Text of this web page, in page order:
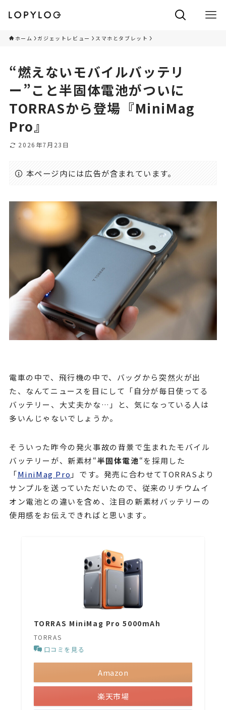
ホーム ガジェットレビュー スマホとタブレット
“燃えないモバイルバッテリ
ー”こと半固体電池がついに
TORRASから登場『MiniMag
Pro』
2026年7月23日
本ページ内には広告が含まれています。
電車の中で、飛行機の中で、バッグから突然火が出
た、なんてニュースを目にして「自分が毎日使ってる
バッテリー、大丈夫かな…」と、気になっている人は
多いんじゃないでしょうか。
そういった昨今の発火事故の背景で生まれたモバイル
バッテリーが、新素材“半固体電池“を採用した
「MiniMag Pro 」です。発売に合わせてTORRASより
サンプルを送っていただいたので、従来のリチウムイ
オン電池との違いを含め、注目の新素材バッテリーの
使用感をお伝えできればと思います。
TORRAS MiniMag Pro 5000mAh
TORRAS
口コミを見る
Amazon
楽天市場